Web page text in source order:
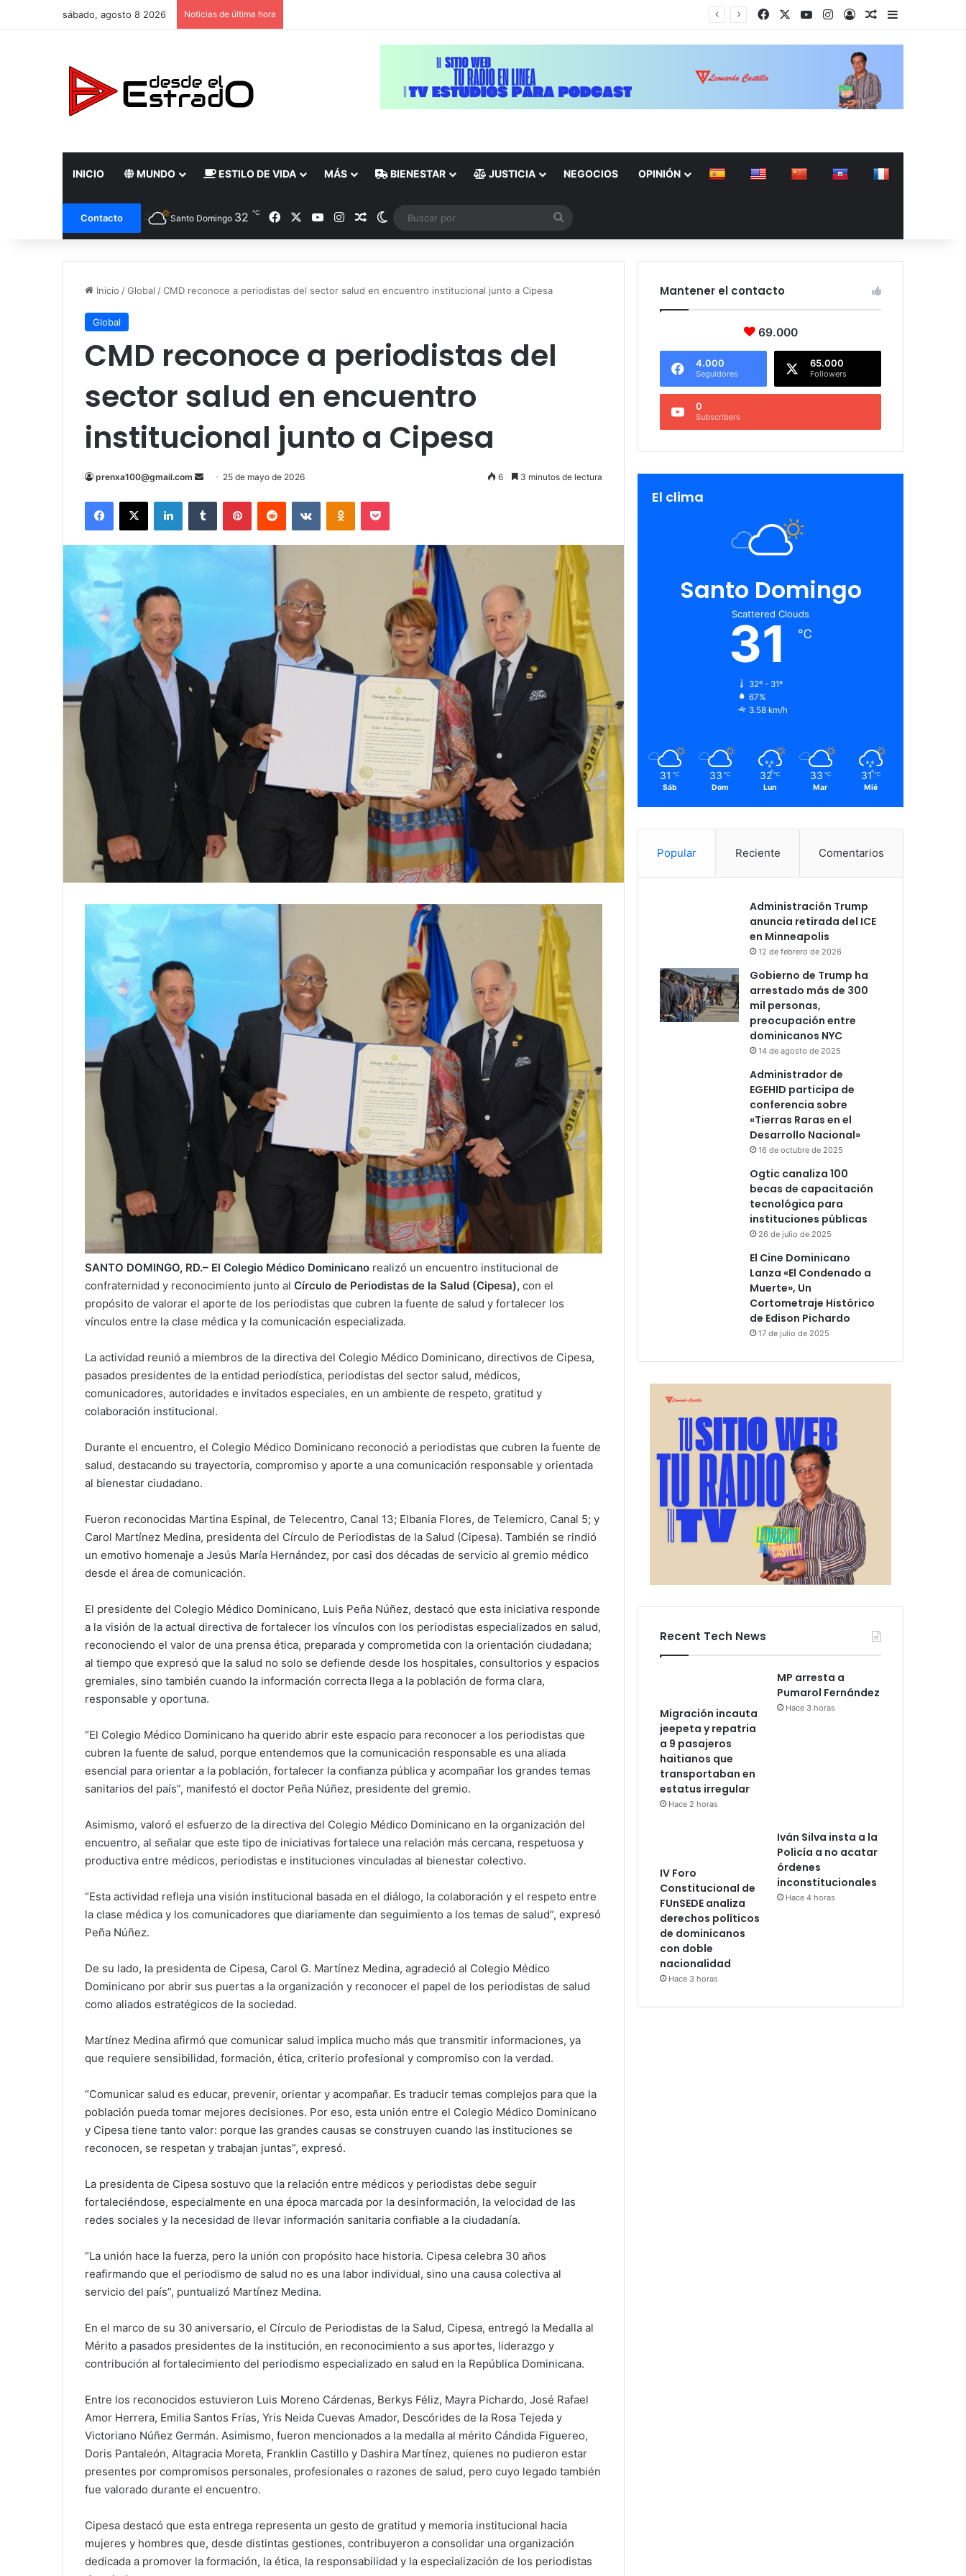
sábado, agosto 8 2026 Noticias de última hora FacebookYouTubeInstagram
AccesoPublicación al
Barra lateral
INICIO MUNDO ESTILO DE VIDA MÁS BIENESTAR JUSTICIA NEGOCIOS OPINIÓN
Contacto Santo Domingo 32 ℃ FacebookYouTubeInstagramPublicación al azar
Switch skin
por
Inicio /Global /CMD reconoce a periodistas del sector salud en encuentro institucional junto a Cipesa
Global
CMD reconoce a periodistas del
sector salud en encuentro
institucional junto a Cipesa
prenxa100@gmail.com
Send
email
25 de mayo de 2026 6 3 minutos de lectura
Facebook
X LinkedInTumblr PinterestReddit VKontakteOdnoklassniki
Pocket
SANTO DOMINGO, RD.– El Colegio Médico Dominicano realizó un encuentro institucional de
confraternidad y reconocimiento junto al Círculo de Periodistas de la Salud (Cipesa), con el
propósito de valorar el aporte de los periodistas que cubren la fuente de salud y fortalecer los
vínculos entre la clase médica y la comunicación especializada.
La actividad reunió a miembros de la directiva del Colegio Médico Dominicano, directivos de Cipesa,
pasados presidentes de la entidad periodística, periodistas del sector salud, médicos,
comunicadores, autoridades e invitados especiales, en un ambiente de respeto, gratitud y
colaboración institucional.
Durante el encuentro, el Colegio Médico Dominicano reconoció a periodistas que cubren la fuente de
salud, destacando su trayectoria, compromiso y aporte a una comunicación responsable y orientada
al bienestar ciudadano.
Fueron reconocidas Martina Espinal, de Telecentro, Canal 13; Elbania Flores, de Telemicro, Canal 5; y
Carol Martínez Medina, presidenta del Círculo de Periodistas de la Salud (Cipesa). También se rindió
un emotivo homenaje a Jesús María Hernández, por casi dos décadas de servicio al gremio médico
desde el área de comunicación.
El presidente del Colegio Médico Dominicano, Luis Peña Núñez, destacó que esta iniciativa responde
a la visión de la actual directiva de fortalecer los vínculos con los periodistas especializados en salud,
reconociendo el valor de una prensa ética, preparada y comprometida con la orientación ciudadana;
al tiempo que expresó que la salud no solo se defiende desde los hospitales, consultorios y espacios
gremiales, sino también cuando la información correcta llega a la población de forma clara,
responsable y oportuna.
“El Colegio Médico Dominicano ha querido abrir este espacio para reconocer a los periodistas que
cubren la fuente de salud, porque entendemos que la comunicación responsable es una aliada
esencial para orientar a la población, fortalecer la confianza pública y acompañar los grandes temas
sanitarios del país”, manifestó el doctor Peña Núñez, presidente del gremio.
Asimismo, valoró el esfuerzo de la directiva del Colegio Médico Dominicano en la organización del
encuentro, al señalar que este tipo de iniciativas fortalece una relación más cercana, respetuosa y
productiva entre médicos, periodistas e instituciones vinculadas al bienestar colectivo.
“Esta actividad refleja una visión institucional basada en el diálogo, la colaboración y el respeto entre
la clase médica y los comunicadores que diariamente dan seguimiento a los temas de salud”, expresó
Peña Núñez.
De su lado, la presidenta de Cipesa, Carol G. Martínez Medina, agradeció al Colegio Médico
Dominicano por abrir sus puertas a la organización y reconocer el papel de los periodistas de salud
como aliados estratégicos de la sociedad.
Martínez Medina afirmó que comunicar salud implica mucho más que transmitir informaciones, ya
que requiere sensibilidad, formación, ética, criterio profesional y compromiso con la verdad.
“Comunicar salud es educar, prevenir, orientar y acompañar. Es traducir temas complejos para que la
población pueda tomar mejores decisiones. Por eso, esta unión entre el Colegio Médico Dominicano
y Cipesa tiene tanto valor: porque las grandes causas se construyen cuando las instituciones se
reconocen, se respetan y trabajan juntas”, expresó.
La presidenta de Cipesa sostuvo que la relación entre médicos y periodistas debe seguir
fortaleciéndose, especialmente en una época marcada por la desinformación, la velocidad de las
redes sociales y la necesidad de llevar información sanitaria confiable a la ciudadanía.
“La unión hace la fuerza, pero la unión con propósito hace historia. Cipesa celebra 30 años
reafirmando que el periodismo de salud no es una labor individual, sino una causa colectiva al
servicio del país”, puntualizó Martínez Medina.
En el marco de su 30 aniversario, el Círculo de Periodistas de la Salud, Cipesa, entregó la Medalla al
Mérito a pasados presidentes de la institución, en reconocimiento a sus aportes, liderazgo y
contribución al fortalecimiento del periodismo especializado en salud en la República Dominicana.
Entre los reconocidos estuvieron Luis Moreno Cárdenas, Berkys Féliz, Mayra Pichardo, José Rafael
Amor Herrera, Emilia Santos Frías, Yris Neida Cuevas Amador, Descórides de la Rosa Tejeda y
Victoriano Núñez Germán. Asimismo, fueron mencionados a la medalla al mérito Cándida Figuereo,
Doris Pantaleón, Altagracia Moreta, Franklin Castillo y Dashira Martínez, quienes no pudieron estar
presentes por compromisos personales, profesionales o razones de salud, pero cuyo legado también
fue valorado durante el encuentro.
Cipesa destacó que esta entrega representa un gesto de gratitud y memoria institucional hacia
mujeres y hombres que, desde distintas gestiones, contribuyeron a consolidar una organización
dedicada a promover la formación, la ética, la responsabilidad y la especialización de los periodistas
Mantener el contacto
69.000
4.000
Seguidores
65.000
Followers
0
Subscribers
El clima
Santo Domingo
Scattered Clouds
31 ℃
32º - 31º
67%
3.58 km/h
31 ℃
Sáb
33 ℃
Dom
32 ℃
Lun
33 ℃
Mar
31 ℃
Mié
Popular Reciente Comentarios
Administración Trump
anuncia retirada del ICE
en Minneapolis
12 de febrero de 2026
Gobierno de Trump ha
arrestado más de 300
mil personas,
preocupación entre
dominicanos NYC
14 de agosto de 2025
Administrador de
EGEHID participa de
conferencia sobre
«Tierras Raras en el
Desarrollo Nacional»
16 de octubre de 2025
Ogtic canaliza 100
becas de capacitación
tecnológica para
instituciones públicas
26 de julio de 2025
El Cine Dominicano
Lanza «El Condenado a
Muerte», Un
Cortometraje Histórico
de Edison Pichardo
17 de julio de 2025
Recent Tech News
Migración incauta
jeepeta y repatria
a 9 pasajeros
haitianos que
transportaban en
estatus irregular
Hace 2 horas
MP arresta a
Pumarol Fernández
Hace 3 horas
IV Foro
Constitucional de
FUnSEDE analiza
derechos políticos
de dominicanos
con doble
nacionalidad
Hace 3 horas
Iván Silva insta a la
Policía a no acatar
órdenes
inconstitucionales
Hace 4 horas